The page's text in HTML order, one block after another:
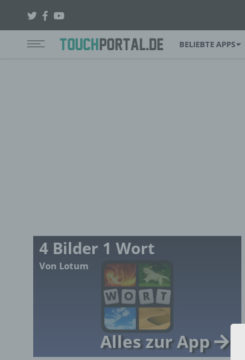
BELIEBTE APPS
4 Bilder 1 Wort
Von Lotum
Alles zur App